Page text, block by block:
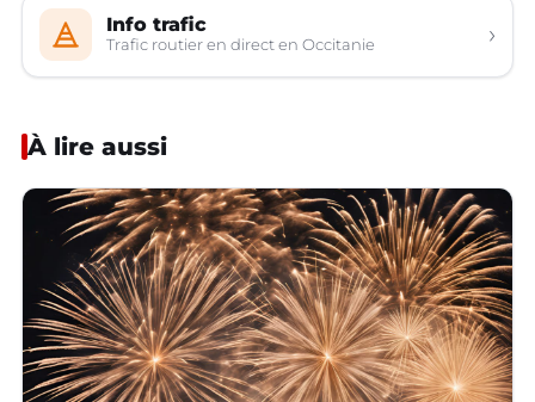
Info trafic
Trafic routier en direct en Occitanie ›
À lire aussi